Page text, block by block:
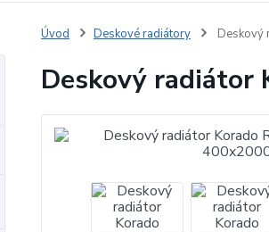
Úvod Deskové radiátory Deskový
Deskový radiátor